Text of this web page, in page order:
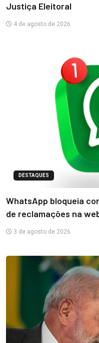
Justiça Eleitoral
4 de agosto de 2026
DESTAQUES
WhatsApp bloqueia
de reclamações na
3 de agosto de 2026